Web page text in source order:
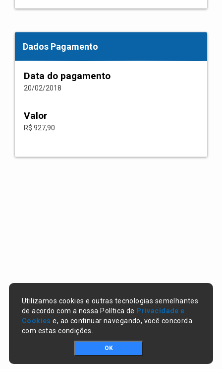
Dados Pagamento
Data do pagamento
20/02/2018
Valor
R$ 927,90
Utilizamos cookies e outras tecnologias semelhantes
de acordo com a nossa Política de Privacidade e
Cookies e, ao continuar navegando, você concorda
com estas condições.
OK